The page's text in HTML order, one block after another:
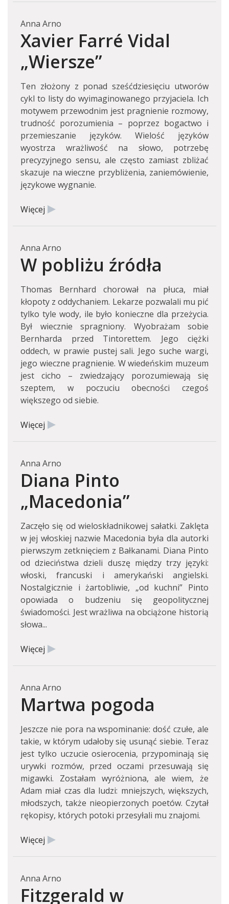
Anna Arno
Xavier Farré Vidal
„Wiersze”
Ten złożony z ponad sześćdziesięciu utworów
cykl to listy do wyimaginowanego przyjaciela. Ich
motywem przewodnim jest pragnienie rozmowy,
trudność porozumienia – poprzez bogactwo i
przemieszanie języków. Wielość języków
wyostrza wrażliwość na słowo, potrzebę
precyzyjnego sensu, ale często zamiast zbliżać
skazuje na wieczne przybliżenia, zaniemówienie,
językowe wygnanie.
Więcej
Anna Arno
W pobliżu źródła
Thomas Bernhard chorował na płuca, miał
kłopoty z oddychaniem. Lekarze pozwalali mu pić
tylko tyle wody, ile było konieczne dla przeżycia.
Był wiecznie spragniony. Wyobrażam sobie
Bernharda przed Tintorettem. Jego ciężki
oddech, w prawie pustej sali. Jego suche wargi,
jego wieczne pragnienie. W wiedeńskim muzeum
jest cicho – zwiedzający porozumiewają się
szeptem, w poczuciu obecności czegoś
większego od siebie.
Więcej
Anna Arno
Diana Pinto
„Macedonia”
Zaczęło się od wieloskładnikowej sałatki. Zaklęta
w jej włoskiej nazwie Macedonia była dla autorki
pierwszym zetknięciem z Bałkanami. Diana Pinto
od dzieciństwa dzieli duszę między trzy języki:
włoski, francuski i amerykański angielski.
Nostalgicznie i żartobliwie, „od kuchni” Pinto
opowiada o budzeniu się geopolitycznej
świadomości. Jest wrażliwa na obciążone historią
słowa...
Więcej
Anna Arno
Martwa pogoda
Jeszcze nie pora na wspominanie: dość czułe, ale
takie, w którym udałoby się usunąć siebie. Teraz
jest tylko uczucie osierocenia, przypominają się
urywki rozmów, przed oczami przesuwają się
migawki. Zostałam wyróżniona, ale wiem, że
Adam miał czas dla ludzi: mniejszych, większych,
młodszych, także nieopierzonych poetów. Czytał
rękopisy, których potoki przesyłali mu znajomi.
Więcej
Anna Arno
Fitzgerald w